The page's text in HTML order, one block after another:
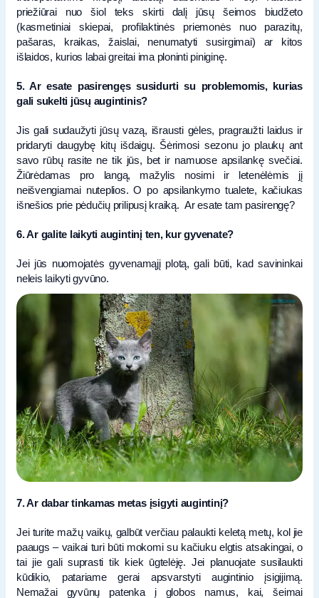
priežiūrai nuo šiol teks skirti dalį jūsų šeimos biudžeto
(kasmetiniai skiepai, profilaktinės priemonės nuo parazitų,
pašaras, kraikas, žaislai, nenumatyti susirgimai) ar kitos
išlaidos, kurios labai greitai ima ploninti piniginę.
5. Ar esate pasirengęs susidurti su problemomis, kurias
gali sukelti jūsų augintinis?
Jis gali sudaužyti jūsų vazą, išrausti gėles, pragraužti laidus ir
pridaryti daugybę kitų išdaigų. Šėrimosi sezonu jo plaukų ant
savo rūbų rasite ne tik jūs, bet ir namuose apsilankę svečiai.
Žiūrėdamas pro langą, mažylis nosimi ir letenėlėmis jį
neišvengiamai nuteplios. O po apsilankymo tualete, kačiukas
išnešios prie pėdučių prilipusį kraiką. Ar esate tam pasirengę?
6. Ar galite laikyti augintinį ten, kur gyvenate?
Jei jūs nuomojatės gyvenamąjį plotą, gali būti, kad savininkai
neleis laikyti gyvūno.
7. Ar dabar tinkamas metas įsigyti augintinį?
Jei turite mažų vaikų, galbūt verčiau palaukti keletą metų, kol jie
paaugs – vaikai turi būti mokomi su kačiuku elgtis atsakingai, o
tai jie gali suprasti tik kiek ūgtelėję. Jei planuojate susilaukti
kūdikio, patariame gerai apsvarstyti augintinio įsigijimą.
Nemažai gyvūnų patenka į globos namus, kai, šeimai